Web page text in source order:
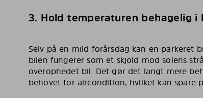
3. Hold temperaturen behagelig i
Selv på en mild forårsdag kan en parkeret
bilen fungerer som et skjold mod solens
overophedet bil. Det gør det langt mere
behovet for aircondition, hvilket kan spare